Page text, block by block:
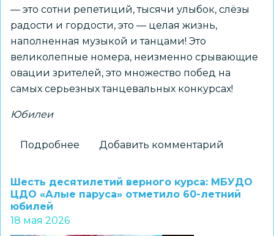
— это сотни репетиций, тысячи улыбок, слёзы
радости и гордости, это — целая жизнь,
наполненная музыкой и танцами! Это
великолепные номера, неизменно срывающие
овации зрителей, это множество побед на
самых серьезных танцевальных конкурсах!
Юбилеи
Подробнее
ансамбля
народного
Добавить комментарий
Шесть десятилетий верного курса: МБУДО
ЦДО «Алые паруса» отметило 60-летний
юбилей
18 мая 2026